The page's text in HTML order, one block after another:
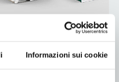
Informazioni sui cookie